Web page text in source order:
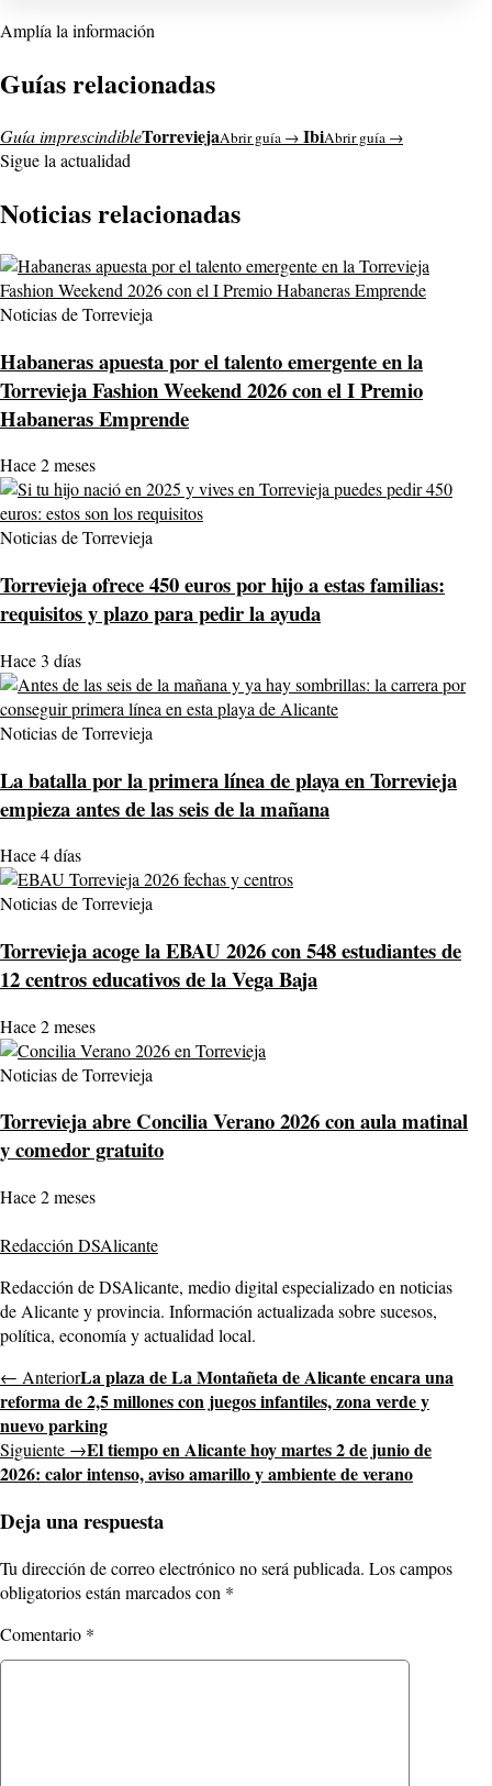
Amplía la información
Guías relacionadas
Guía imprescindibleTorreviejaAbrir guía → IbiAbrir guía →
Sigue la actualidad
Noticias relacionadas
Noticias de Torrevieja
Habaneras apuesta por el talento emergente en la
Torrevieja Fashion Weekend 2026 con el I Premio
Habaneras Emprende
Hace 2 meses
Noticias de Torrevieja
Torrevieja ofrece 450 euros por hijo a estas familias:
requisitos y plazo para pedir la ayuda
Hace 3 días
Noticias de Torrevieja
La batalla por la primera línea de playa en Torrevieja
empieza antes de las seis de la mañana
Hace 4 días
Noticias de Torrevieja
Torrevieja acoge la EBAU 2026 con 548 estudiantes de
12 centros educativos de la Vega Baja
Hace 2 meses
Noticias de Torrevieja
Torrevieja abre Concilia Verano 2026 con aula matinal
y comedor gratuito
Hace 2 meses
Redacción DSAlicante
Redacción de DSAlicante, medio digital especializado en noticias
de Alicante y provincia. Información actualizada sobre sucesos,
política, economía y actualidad local.
← AnteriorLa plaza de La Montañeta de Alicante encara una
reforma de 2,5 millones con juegos infantiles, zona verde y
nuevo parking
Siguiente →El tiempo en Alicante hoy martes 2 de junio de
2026: calor intenso, aviso amarillo y ambiente de verano
Deja una respuesta
Tu dirección de correo electrónico no será publicada. Los campos
obligatorios están marcados con *
Comentario *